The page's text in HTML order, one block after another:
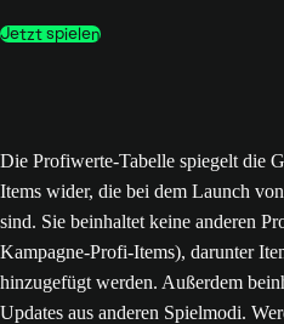
Jetzt spielen
Die Profiwerte-Tabelle spiegelt die
Items wider, die bei dem Launch
sind. Sie beinhaltet keine anderen
Kampagne-Profi-Items), darunter
hinzugefügt werden. Außerdem
Updates aus anderen Spielmodi.